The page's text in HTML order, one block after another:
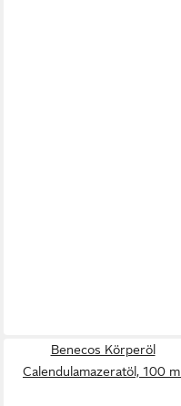
Benecos Körperöl
Calendulamazeratöl, 100 ml